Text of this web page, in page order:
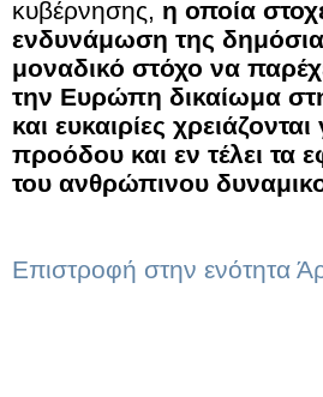
κυβέρνησης, η οποία
ενδυνάμωση της
μοναδικό στόχο να
την Ευρώπη δικαίωμα
και ευκαιρίες
προόδου και εν τέλει τα
του ανθρώπινου
Επιστροφή στην ενότητα